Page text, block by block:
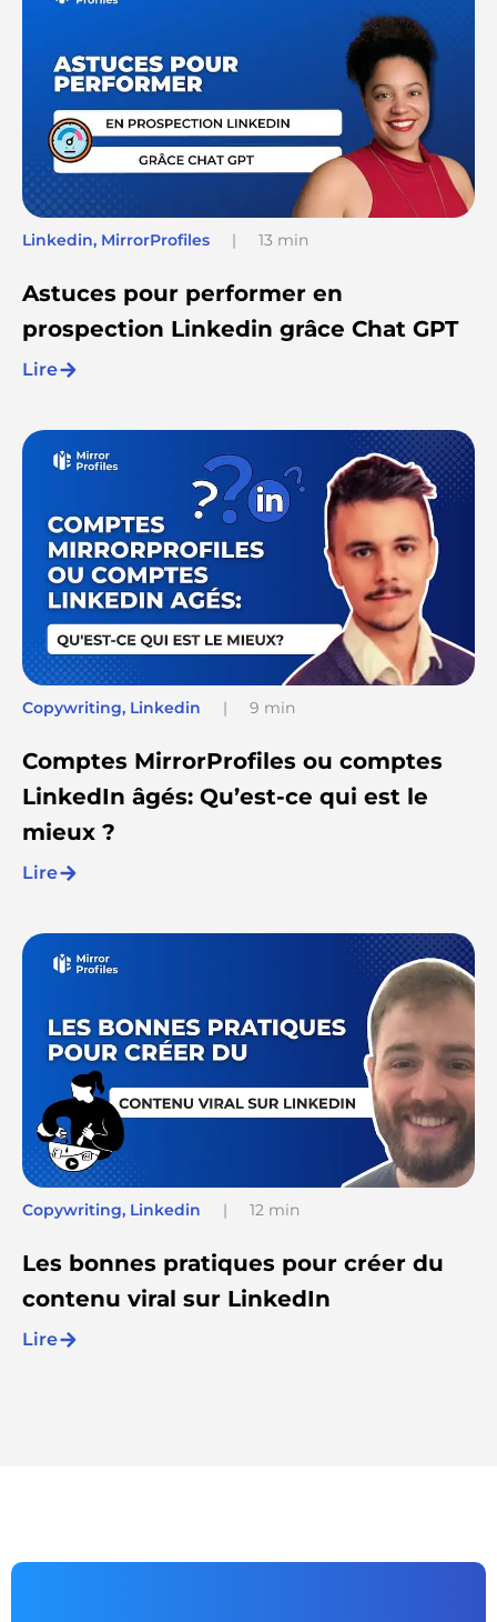
Linkedin, MirrorProfiles | 13 min
Astuces pour performer en
prospection Linkedin grâce Chat GPT
Lire
Copywriting, Linkedin | 9 min
Comptes MirrorProfiles ou comptes
LinkedIn âgés: Qu’est-ce qui est le
mieux ?
Lire
Copywriting, Linkedin | 12 min
Les bonnes pratiques pour créer du
contenu viral sur LinkedIn
Lire